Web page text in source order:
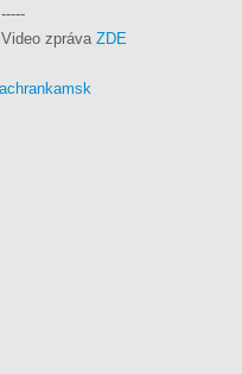
-----
Video zpráva ZDE